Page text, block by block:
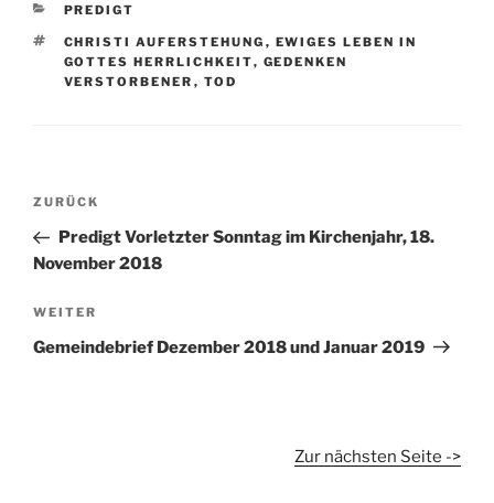
KATEGORIEN
PREDIGT
SCHLAGWÖRTER
CHRISTI AUFERSTEHUNG , EWIGES LEBEN IN
GOTTES HERRLICHKEIT, GEDENKEN
VERSTORBENER , TOD
Beitragsnavigation
Vorheriger
Beitrag
ZURÜCK
Predigt Vorletzter Sonntag im Kirchenjahr, 18.
November 2018
Nächster
Beitrag
WEITER
Gemeindebrief Dezember 2018 und Januar 2019
Zur nächsten Seite ->